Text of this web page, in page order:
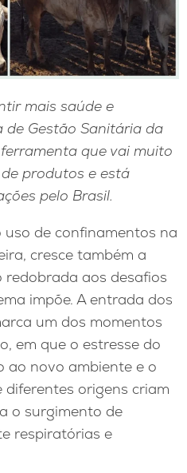
mais saúde e
Gestão Sanitária da
que vai muito
produtos e está
pelo Brasil.
de confinamentos na
cresce também a
redobrada aos desafios
impõe. A entrada dos
um dos momentos
em que o estresse do
ao novo ambiente e o
origens criam
o surgimento de
respiratórias e